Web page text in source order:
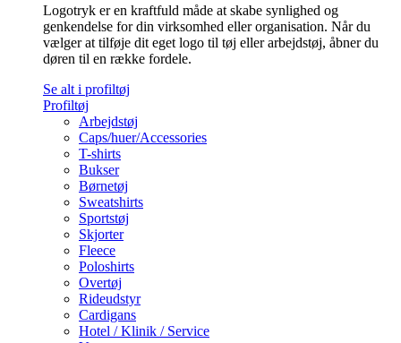
Logotryk er en kraftfuld måde at skabe synlighed og
genkendelse for din virksomhed eller organisation. Når du
vælger at tilføje dit eget logo til tøj eller arbejdstøj, åbner du
døren til en række fordele.
Se alt i profiltøj
Profiltøj
Arbejdstøj
Caps/huer/Accessories
T-shirts
Bukser
Børnetøj
Sweatshirts
Sportstøj
Skjorter
Fleece
Poloshirts
Overtøj
Rideudstyr
Cardigans
Hotel / Klinik / Service